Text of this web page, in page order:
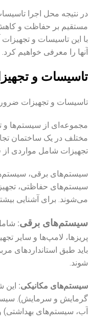
در نتیجه محل اجرا
مستقیم بر حفاظت و کاهش
با این تاسیسات و
آنها را معرفی خواهیم کرد.
تاسیسات و
تاسیسات و تجهیزات
مجموعه‌ای از سیستم‌ها و
مختلف در یک ساختمان
تجهیزات شامل مواردی از
سیستم‌های برقی،
سیستم‌های حفاظتی،
می‌شوند. برای آشنایی
سیستم‌های برقی:
پریزها، لامپ‌ها و سایر
باید طبق استانداردهای
شوند.
سیستم‌های مکانیکی: این
گرمایش و سرمایش).
آب، سیستم‌های بهداشتی)